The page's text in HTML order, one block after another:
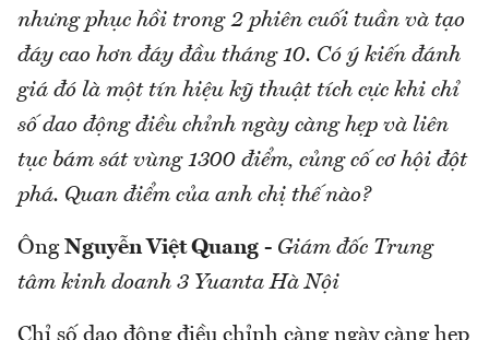
nhưng phục hồi trong 2 phiên cuối tuần và tạo
đáy cao hơn đáy đầu tháng 10. Có ý kiến đánh
giá đó là một tín hiệu kỹ thuật tích cực khi chỉ
số dao động điều chỉnh ngày càng hẹp và liên
tục bám sát vùng 1300 điểm, củng cố cơ hội đột
phá. Quan điểm của anh chị thế nào?
Ông Nguyễn Việt Quang - Giám đốc Trung
tâm kinh doanh 3 Yuanta Hà Nội
Chỉ số dao động điều chỉnh càng ngày càng hẹp